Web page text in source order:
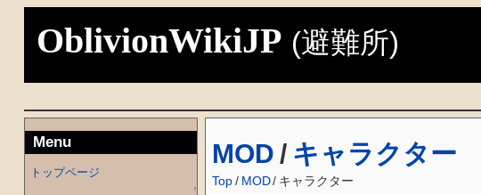
OblivionWikiJP (避難所)
MOD / キャラクター
Top / MOD/ キャラクター
Menu
トップページ
↑